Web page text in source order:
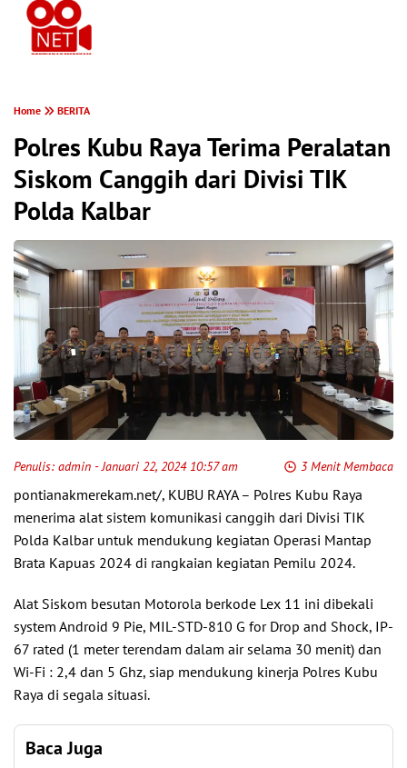
Home BERITA
Polres Kubu Raya Terima Peralatan
Siskom Canggih dari Divisi TIK
Polda Kalbar
Penulis: admin - Januari 22, 2024 10:57 am 3 Menit Membaca
pontianakmerekam.net/, KUBU RAYA – Polres Kubu Raya
menerima alat sistem komunikasi canggih dari Divisi TIK
Polda Kalbar untuk mendukung kegiatan Operasi Mantap
Brata Kapuas 2024 di rangkaian kegiatan Pemilu 2024.
Alat Siskom besutan Motorola berkode Lex 11 ini dibekali
system Android 9 Pie, MIL-STD-810 G for Drop and Shock, IP-
67 rated (1 meter terendam dalam air selama 30 menit) dan
Wi-Fi : 2,4 dan 5 Ghz, siap mendukung kinerja Polres Kubu
Raya di segala situasi.
Baca Juga